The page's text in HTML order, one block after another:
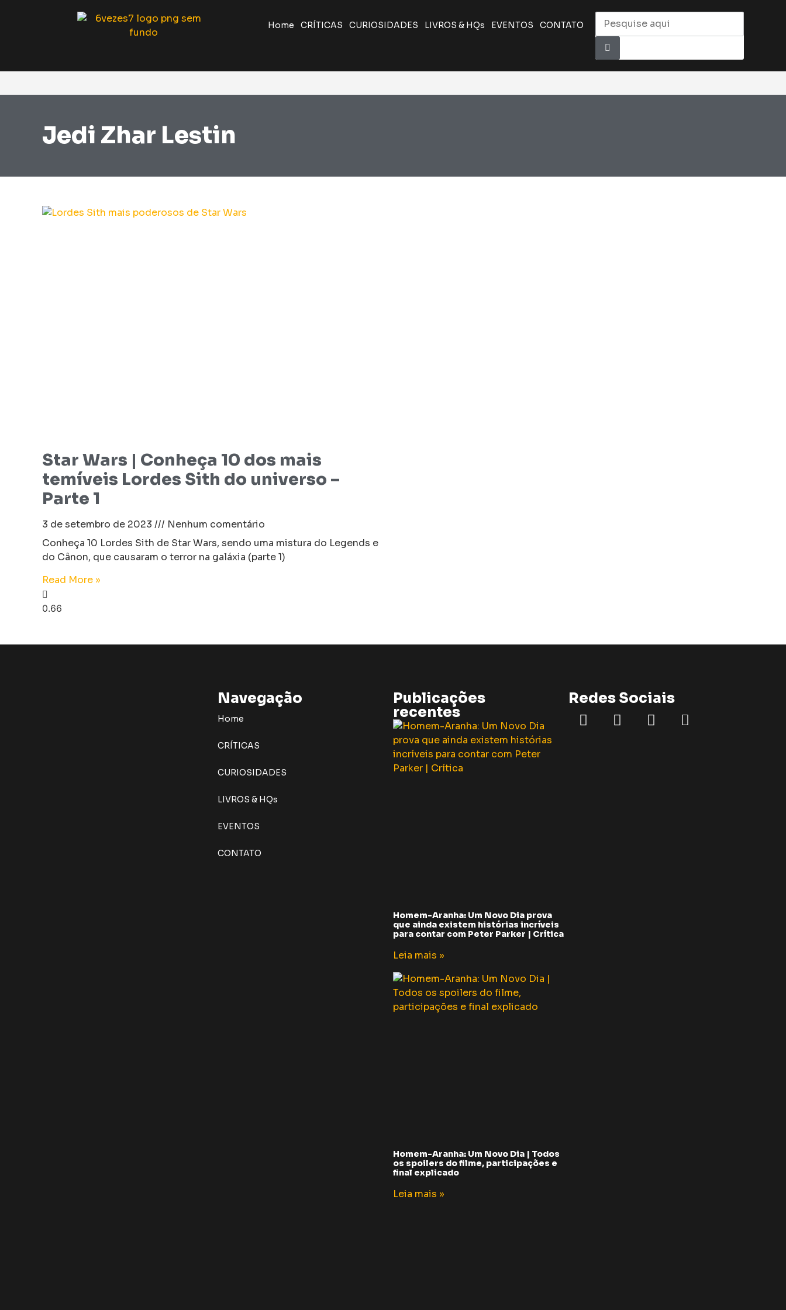
Home CRÍTICAS CURIOSIDADES LIVROS & HQs EVENTOS CONTATO
Jedi Zhar Lestin
Star Wars | Conheça 10 dos mais
temíveis Lordes Sith do universo –
Parte 1
3 de setembro de 2023
Nenhum comentário
Conheça 10 Lordes Sith de Star Wars, sendo uma mistura do Legends e
do Cânon, que causaram o terror na galáxia (parte 1)
Read More »
Navegação
Home
CRÍTICAS
CURIOSIDADES
LIVROS & HQs
EVENTOS
CONTATO
Publicações
recentes
Homem-Aranha: Um Novo Dia prova
que ainda existem histórias incríveis
para contar com Peter Parker | Crítica
Leia mais »
Homem-Aranha: Um Novo Dia | Todos
os spoilers do filme, participações e
final explicado
Leia mais »
Redes Sociais